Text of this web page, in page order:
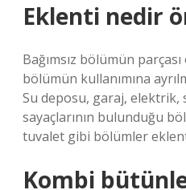
Eklenti nedir
Bağımsız bölümün
bölümün kullanımına
Su deposu, garaj, elektrik,
sayaçlarının bulunduğu
tuvalet gibi bölümler
Kombi